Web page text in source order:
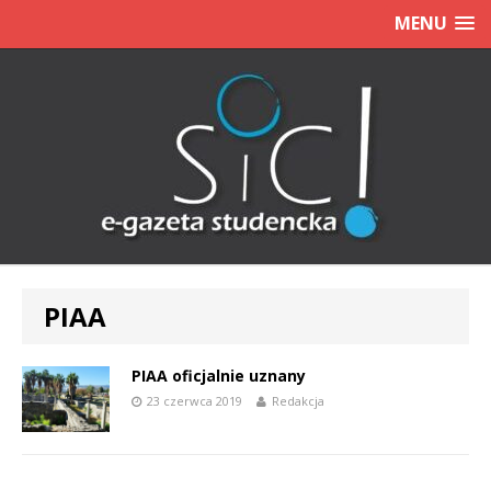
MENU
PIAA
PIAA oficjalnie uznany
23 czerwca 2019 Redakcja